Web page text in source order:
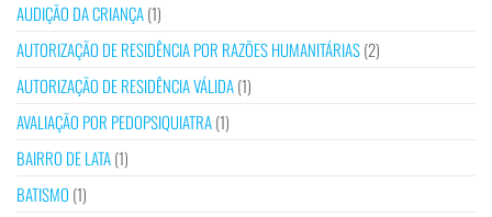
AUDIÇÃO DA CRIANÇA(1)
AUTORIZAÇÃO DE RESIDÊNCIA POR RAZÕES HUMANITÁRIAS(2)
AUTORIZAÇÃO DE RESIDÊNCIA VÁLIDA(1)
AVALIAÇÃO POR PEDOPSIQUIATRA(1)
BAIRRO DE LATA(1)
BATISMO (1)